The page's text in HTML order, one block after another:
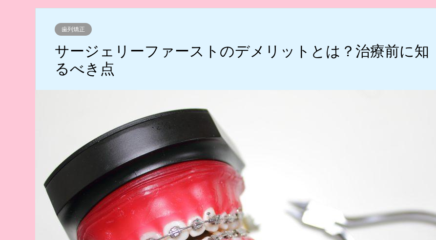
歯列矯正
サージェリーファーストのデメリットとは？治療前に知
るべき点